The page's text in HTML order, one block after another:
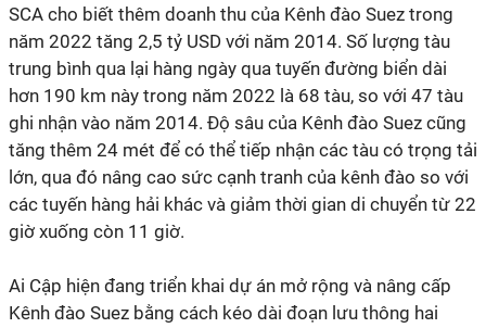
SCA cho biết thêm doanh thu của Kênh đào Suez trong
năm 2022 tăng 2,5 tỷ USD với năm 2014. Số lượng tàu
trung bình qua lại hàng ngày qua tuyến đường biển dài
hơn 190 km này trong năm 2022 là 68 tàu, so với 47 tàu
ghi nhận vào năm 2014. Độ sâu của Kênh đào Suez cũng
tăng thêm 24 mét để có thể tiếp nhận các tàu có trọng tải
lớn, qua đó nâng cao sức cạnh tranh của kênh đào so với
các tuyến hàng hải khác và giảm thời gian di chuyển từ 22
giờ xuống còn 11 giờ.
Ai Cập hiện đang triển khai dự án mở rộng và nâng cấp
Kênh đào Suez bằng cách kéo dài đoạn lưu thông hai